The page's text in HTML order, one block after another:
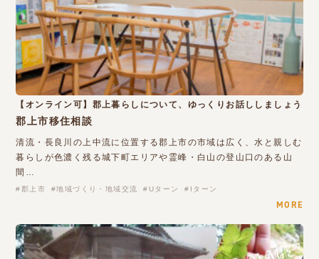
【オンライン可】郡上暮らしについて、ゆっくりお話ししましょう
郡上市移住相談
清流・長良川の上中流に位置する郡上市の市域は広く、水と親しむ
暮らしが色濃く残る城下町エリアや霊峰・白山の登山口のある山
間…
郡上市 地域づくり・地域交流 Uターン Iターン
MORE